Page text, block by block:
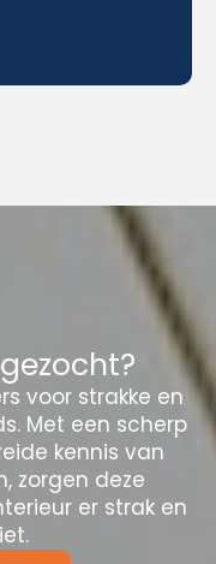
voor strakke en
Met een scherp
kennis van
zorgen deze
er strak en